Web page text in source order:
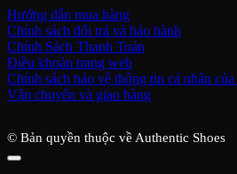
Hướng dẫn mua hàng
Chính sách đổi trả và bảo hành
Chính Sách Thanh Toán
Điều khoản trang web
Chính sách bảo vệ thông tin cá nhân
Vận chuyển và giao hàng
© Bản quyền thuộc về Authentic Shoes